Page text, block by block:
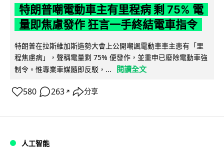
特朗普嘲電動車主有里程病 剩 75% 電
量即焦慮發作 狂言一手終結電車指令
特朗普在拉斯維加斯造勢大會上公開嘲諷電動車車主患有「里
程焦慮病」，聲稱電量剩 75% 便發作，並重申已廢除電動車強
制令。惟專業車媒隨即反駁，...
閱讀全文
580 263 ↗ 分享
人工智能